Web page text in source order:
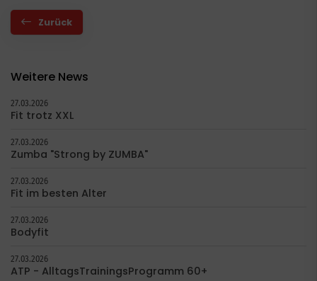
Zurück
Weitere News
27.03.2026
Fit trotz XXL
27.03.2026
Zumba "Strong by ZUMBA"
27.03.2026
Fit im besten Alter
27.03.2026
Bodyfit
27.03.2026
ATP - AlltagsTrainingsProgramm 60+